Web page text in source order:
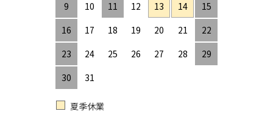
9
10 11 12 13 14
15
16
17 18 19 20 21
22
23
24 25 26 27 28
29
30
31
夏季休業